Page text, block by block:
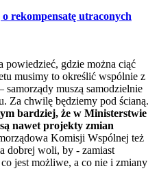
rekompensatę utraconych
powiedzieć, gdzie można ciąć
musimy to określić wspólnie z
muszą samodzielnie
Za chwilę będziemy pod ścianą.
bardziej, że w Ministerstwie
nawet projekty zmian
Komisji Wspólnej też
dobrej woli, by - zamiast
jest możliwe, a co nie i zmiany